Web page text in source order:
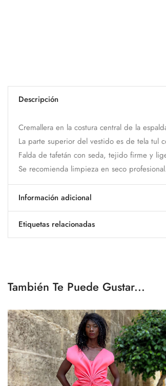
Descripción
Cremallera en la costura central de la
La parte superior del vestido es de tela tul
Falda de tafetán con seda, tejido firme y
Se recomienda limpieza en seco profesional.
Información adicional
Etiquetas relacionadas
También Te Puede Gustar...